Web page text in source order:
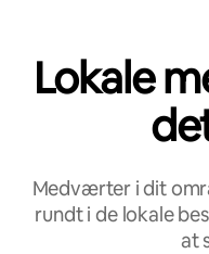
Lokale
Medværter i dit
rundt i de lokale
at